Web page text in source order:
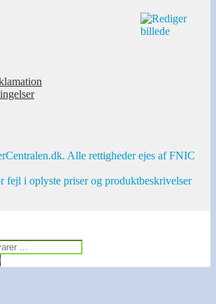
Alle rettigheder ejes af FNIC
fejl i oplyste priser og produktbeskrivelser